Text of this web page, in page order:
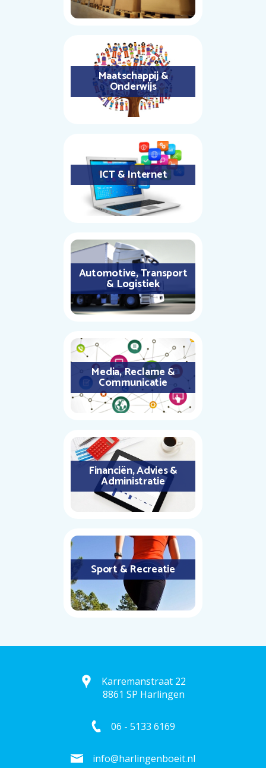
Maatschappij &
Onderwijs
ICT & Internet
Automotive, Transport
& Logistiek
Media, Reclame &
Communicatie
Financiën, Advies &
Administratie
Sport & Recreatie
Karremanstraat 22
8861 SP Harlingen
06 - 5133 6169
info@harlingenboeit.nl